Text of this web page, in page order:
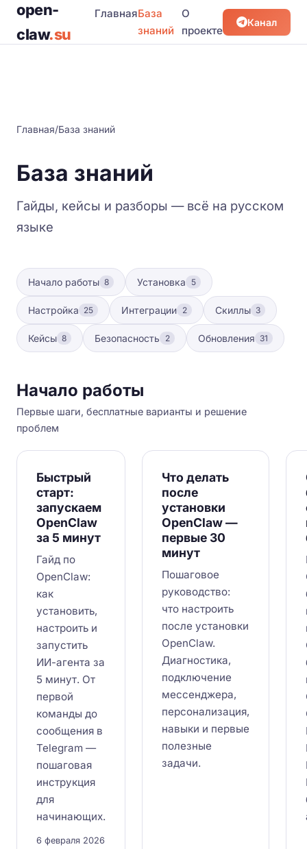
open-
claw.su
ГлавнаяБаза
знаний
О
проекте
Канал
Главная/База знаний
База знаний
Гайды, кейсы и разборы — всё на русском
языке
Начало работы 8 Установка 5
Настройка 25 Интеграции 2 Скиллы 3
Кейсы 8 Безопасность 2 Обновления 31
Начало работы
Первые шаги, бесплатные варианты и решение
проблем
Быстрый
старт:
запускаем
OpenClaw
за 5 минут
Гайд по
OpenClaw:
как
установить,
настроить и
запустить
ИИ-агента за
5 минут. От
первой
команды до
сообщения в
Telegram —
пошаговая
инструкция
для
начинающих.
6 февраля 2026
Что делать
после
установки
OpenClaw —
первые 30
минут
Пошаговое
руководство:
что настроить
после установки
OpenClaw.
Диагностика,
подключение
мессенджера,
персонализация,
навыки и первые
полезные
задачи.